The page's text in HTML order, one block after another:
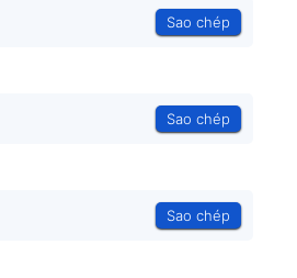
Sao chép
Sao chép
Sao chép